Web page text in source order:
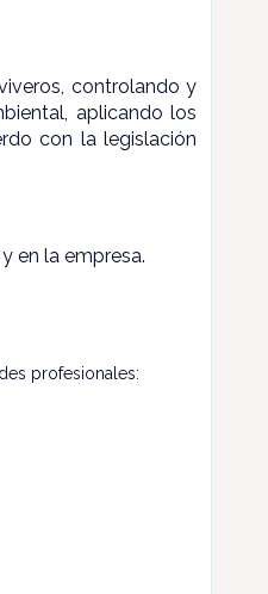
controlando y
aplicando los
con la legislación
en la empresa.
profesionales: